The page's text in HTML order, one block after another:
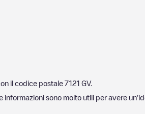
il codice postale 7121 GV.
informazioni sono molto utili per avere